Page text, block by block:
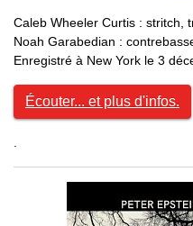
Caleb Wheeler Curtis : stritch,
Noah Garabedian :
Enregistré à New York le 3
Écouter... et plus d'infos.